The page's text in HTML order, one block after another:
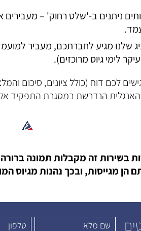
ניתנים ב-'שלט רחוק' – מעבירים
שלנו מגיע לחברתכם, מעביר
לימי גיוס מרוכזים).
לכם דוח (כולל ציונים, סיכום
הנדרשת במסגרת התפקיד
בשירות זה מקבלות תמונה
הן מגייסות, ובכך נהנות מגיוס